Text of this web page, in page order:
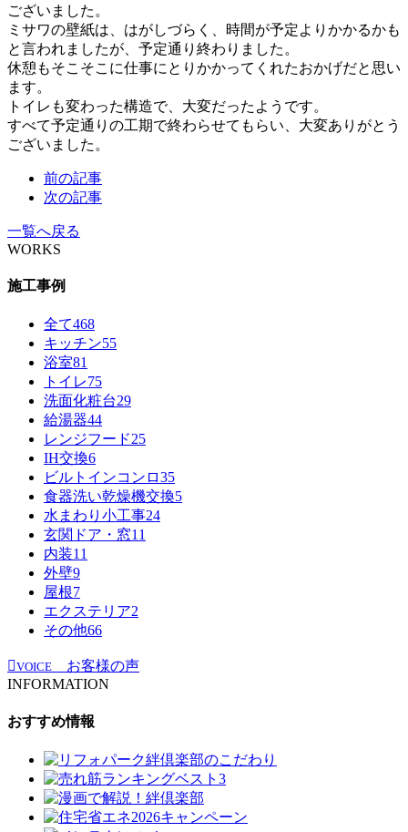
ございました。
ミサワの壁紙は、はがしづらく、時間が予定よりかかるかも
と言われましたが、予定通り終わりました。
休憩もそこそこに仕事にとりかかってくれたおかげだと思い
ます。
トイレも変わった構造で、大変だったようです。
すべて予定通りの工期で終わらせてもらい、大変ありがとう
ございました。
前の記事
次の記事
一覧へ戻る
WORKS
施工事例
全て468
キッチン55
浴室81
トイレ75
洗面化粧台29
給湯器44
レンジフード25
IH交換6
ビルトインコンロ35
食器洗い乾燥機交換5
水まわり小工事24
玄関ドア・窓11
内装11
外壁9
屋根7
エクステリア2
その他66
VOICE
お客様の声
INFORMATION
おすすめ情報